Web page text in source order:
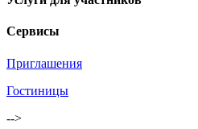
Сервисы
Приглашения
Гостиницы
-->